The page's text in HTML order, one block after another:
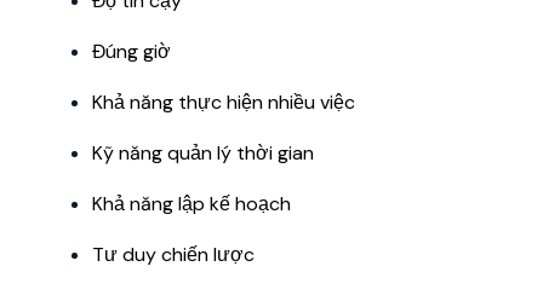
Đúng giờ
Khả năng thực hiện nhiều việc
Kỹ năng quản lý thời gian
Khả năng lập kế hoạch
Tư duy chiến lược